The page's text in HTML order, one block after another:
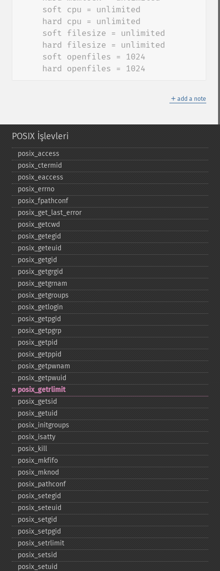
     hard openfiles = 1024
＋ add a note
POSIX İşlevleri
posix_​access
posix_​ctermid
posix_​eaccess
posix_​errno
posix_​fpathconf
posix_​get_​last_​error
posix_​getcwd
posix_​getegid
posix_​geteuid
posix_​getgid
posix_​getgrgid
posix_​getgrnam
posix_​getgroups
posix_​getlogin
posix_​getpgid
posix_​getpgrp
posix_​getpid
posix_​getppid
posix_​getpwnam
posix_​getpwuid
posix_​getrlimit
posix_​getsid
posix_​getuid
posix_​initgroups
posix_​isatty
posix_​kill
posix_​mkfifo
posix_​mknod
posix_​pathconf
posix_​setegid
posix_​seteuid
posix_​setgid
posix_​setpgid
posix_​setrlimit
posix_​setsid
posix_​setuid